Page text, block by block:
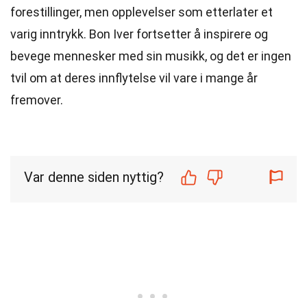
forestillinger, men opplevelser som etterlater et
varig inntrykk. Bon Iver fortsetter å inspirere og
bevege mennesker med sin musikk, og det er ingen
tvil om at deres innflytelse vil vare i mange år
fremover.
Var denne siden nyttig?